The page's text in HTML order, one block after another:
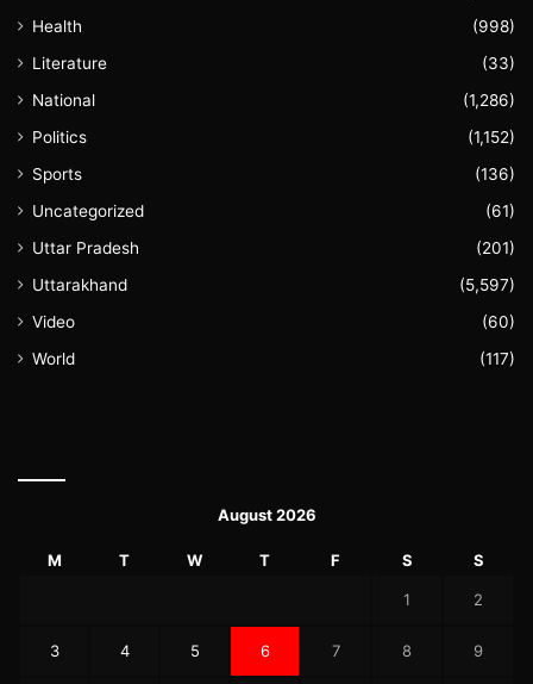
Health
(998)
Literature
(33)
National
(1,286)
Politics
(1,152)
Sports
(136)
Uncategorized
(61)
Uttar Pradesh
(201)
Uttarakhand
(5,597)
Video
(60)
World
(117)
August 2026
M T W T F S S
1 2
3 4 5 6 7 8 9